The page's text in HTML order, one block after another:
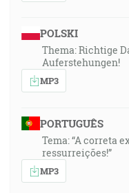
POLSKI
Thema: Richtige
Auferstehungen!
MP3
PORTUGUÊS
Tema: “A correta
ressurreições!”
MP3